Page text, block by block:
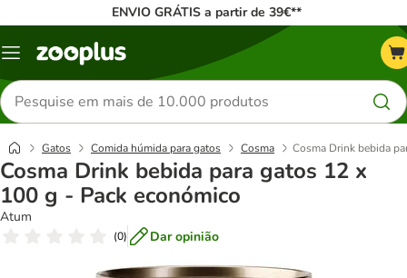
ENVIO GRÁTIS a partir de 39€**
Menu
Pesquisar
produtos
Gatos Comida húmida para gatos Cosma Cosma Drink bebida
Cosma Drink bebida para gatos 12 x
100 g - Pack económico
Atum
(0) Dar opinião